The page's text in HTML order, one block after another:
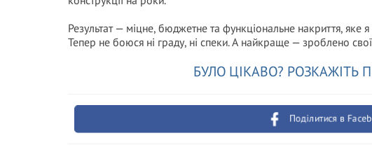
Результат — міцне, бюджетне та функціональне накриття, яке
Тепер не боюся ні граду, ні спеки. А найкраще — зроблено
БУЛО ЦІКАВО? РОЗКАЖІТЬ
Поділитися в